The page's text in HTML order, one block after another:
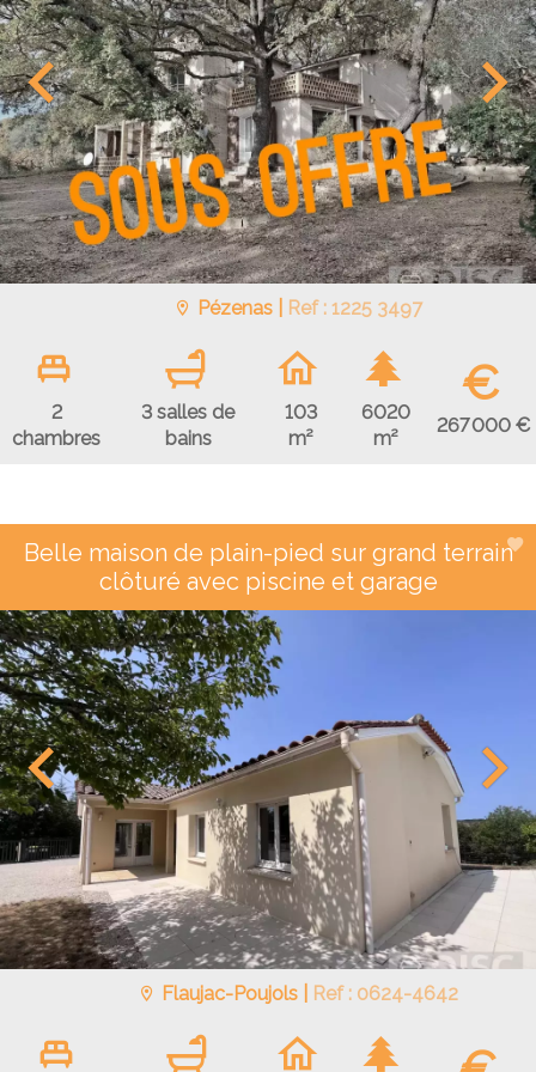
Pézenas | Ref : 1225 3497
2
chambres
3 salles de
bains
103
m²
6020
m²
€
267 000 €
Belle maison de plain-pied sur grand terrain
clôturé avec piscine et garage
Flaujac-Poujols | Ref : 0624-4642